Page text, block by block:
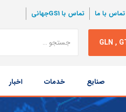
تماس با ما تماس با GS1جهانی
نتبجه
جستجو
صنایع خدمات اخبار